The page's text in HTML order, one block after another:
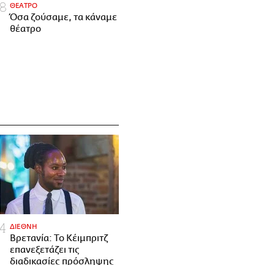
ΘΕΑΤΡΟ
Όσα ζούσαμε, τα κάναμε
θέατρο
ΔΙΕΘΝΗ
Βρετανία: Το Κέιμπριτζ
επανεξετάζει τις
διαδικασίες πρόσληψης